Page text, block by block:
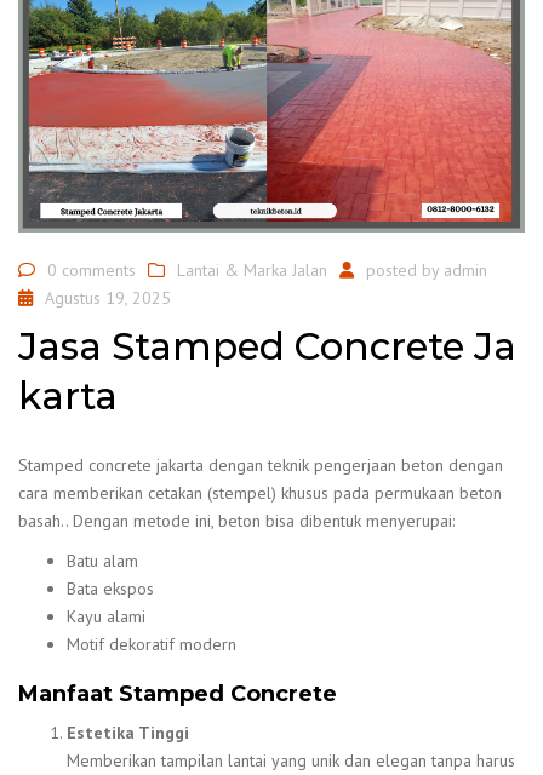
0 comments Lantai & Marka Jalan posted by admin
Agustus 19, 2025
Jasa Stamped Concrete Ja
karta
Stamped concrete jakarta dengan teknik pengerjaan beton dengan
cara memberikan cetakan (stempel) khusus pada permukaan beton
basah.. Dengan metode ini, beton bisa dibentuk menyerupai:
Batu alam
Bata ekspos
Kayu alami
Motif dekoratif modern
Manfaat Stamped Concrete
Estetika Tinggi
Memberikan tampilan lantai yang unik dan elegan tanpa harus